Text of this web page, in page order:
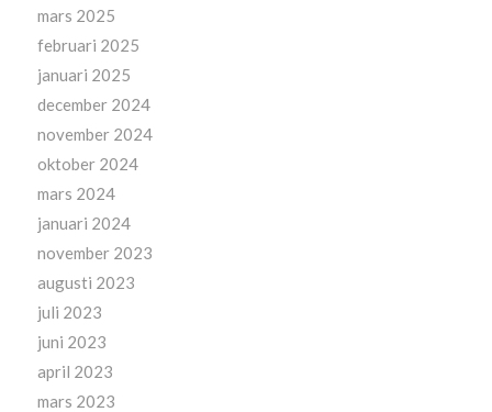
mars 2025
februari 2025
januari 2025
december 2024
november 2024
oktober 2024
mars 2024
januari 2024
november 2023
augusti 2023
juli 2023
juni 2023
april 2023
mars 2023